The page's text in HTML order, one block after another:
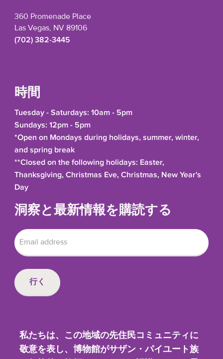
360 Promenade Place
Las Vegas, NV 89106
(702) 382-3445
時間
Tuesday - Saturdays: 10am - 5pm
Sundays: 12pm - 5pm
*Open on Mondays during holidays, summer, winter,
and spring break
**Closed on the following holidays: Easter,
Thanksgiving, Christmas Eve, Christmas, New Year's
Day
洞察と最新情報を購読する
私たちは、この地域の先住民コミュニティに
敬意を表し、博物館がサザン・パイユート族